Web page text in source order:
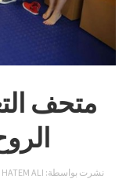
متحف
نشرت بواسطة: HATEM ALI